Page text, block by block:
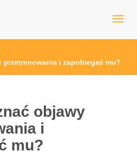
przetrenowania i zapobiegać mu?
objawy
i
mu?